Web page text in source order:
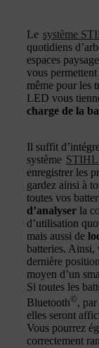
Le système
quotidiens
espaces
vous
même pour les
LED vous
charge de la
Il suffit
système STIHL
enregistrer les
gardez ainsi à
toutes vos
d’analyser la
d’utilisation
mais aussi de
batteries. Ainsi,
dernière
moyen d’un
Si toutes les
Bluetooth©,
elles seront
Vous pourrez
correctement